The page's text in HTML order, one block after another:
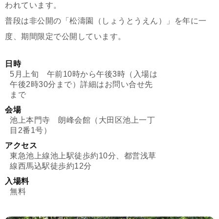
われています。
普段は非公開の「松濤園（しょうとうえん）」を年に一
度、期間限定で公開しています。
日時
5月上旬 午前10時から午後3時（入場は
午後2時30分まで）詳細はお問い合せ先
まで
会場
池上本門寺 朗峰会館（大田区池上一丁
目2番1号）
アクセス
東急池上線池上駅徒歩約10分、都営浅草
線西馬込駅徒歩約12分
入場料
無料